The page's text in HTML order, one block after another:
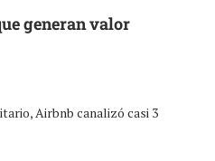
generan valor
Airbnb canalizó casi 3